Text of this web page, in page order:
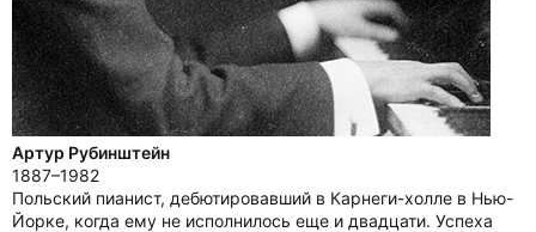
Артур Рубинштейн
1887–1982
Польский пианист, дебютировавший в Карнеги-холле в Нью-
Йорке, когда ему не исполнилось еще и двадцати. Успеха